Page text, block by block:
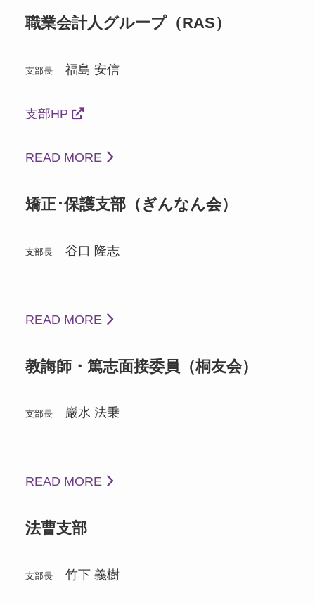
職業会計人グループ（RAS）
支部長福島 安信
支部HP
READ MORE
矯正･保護支部（ぎんなん会）
支部長谷口 隆志
READ MORE
教誨師・篤志面接委員（桐友会）
支部長巖水 法乗
READ MORE
法曹支部
支部長竹下 義樹